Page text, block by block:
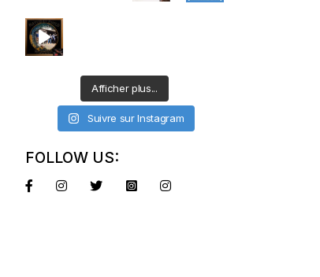
Afficher plus...
Suivre sur Instagram
FOLLOW US: